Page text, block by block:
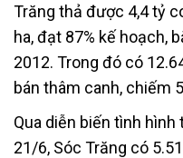
Trăng thả được 4,4 tỷ
ha, đạt 87% kế hoạch,
2012. Trong đó có
bán thâm canh, chiếm
Qua diễn biến tình
21/6, Sóc Trăng có